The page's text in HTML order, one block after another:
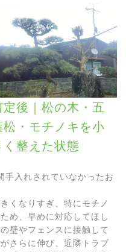
定後｜松の木・五
松・モチノキを小
く整えた状態
手入れされていなかったお
くなりすぎ、特にモチノ
め、早めに対応してほし
壁やフェンスに接触して
さらに伸び、近隣トラブ